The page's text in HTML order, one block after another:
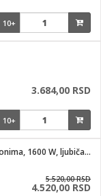
10+
3.684,00 RSD
10+
Fen za kosu sa negativnim jonima, 1600 W, ljubičasti
5.520,00 RSD
4.520,00 RSD